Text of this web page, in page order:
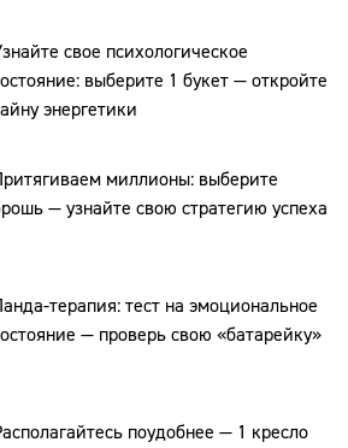
свое психологическое
выберите 1 букет — откройте
энергетики
миллионы: выберите
— узнайте свою стратегию успеха
терапия: тест на эмоциональное
— проверь свою «батарейку»
поудобнее — 1 кресло